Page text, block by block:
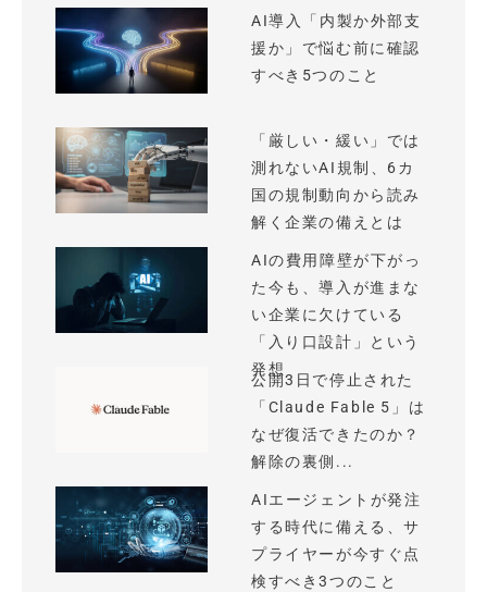
AI導入「内製か外部支
援か」で悩む前に確認
すべき5つのこと
「厳しい・緩い」では
測れないAI規制、6カ
国の規制動向から読み
解く企業の備えとは
AIの費用障壁が下がっ
た今も、導入が進まな
い企業に欠けている
「入り口設計」という
発想
公開3日で停止された
「Claude Fable 5」は
なぜ復活できたのか？
解除の裏側...
AIエージェントが発注
する時代に備える、サ
プライヤーが今すぐ点
検すべき3つのこと